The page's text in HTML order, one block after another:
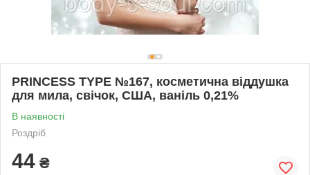
PRINCESS TYPE №167, косметична віддушка
для мила, свічок, США, ваніль 0,21%
В наявності
Роздріб
44 ₴